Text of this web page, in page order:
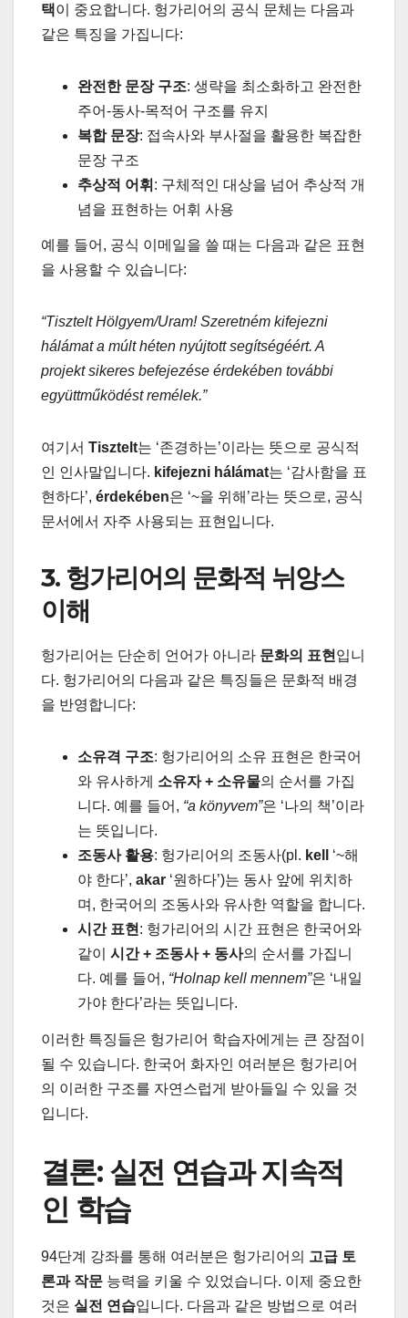
택이 중요합니다. 헝가리어의 공식 문체는 다음과
같은 특징을 가집니다:
완전한 문장 구조: 생략을 최소화하고 완전한
주어-동사-목적어 구조를 유지
복합 문장: 접속사와 부사절을 활용한 복잡한
문장 구조
추상적 어휘 : 구체적인 대상을 넘어 추상적 개
념을 표현하는 어휘 사용
예를 들어, 공식 이메일을 쓸 때는 다음과 같은 표현
을 사용할 수 있습니다:
“Tisztelt Hölgyem/Uram! Szeretném kifejezni
hálámat a múlt héten nyújtott segítségéért. A
projekt sikeres befejezése érdekében további
együttműködést remélek.”
여기서 Tisztelt는 ‘존경하는’이라는 뜻으로 공식적
인 인사말입니다. kifejezni hálámat는 ‘감사함을 표
현하다’, érdekében은 ‘~을 위해’라는 뜻으로, 공식
문서에서 자주 사용되는 표현입니다.
3. 헝가리어의 문화적 뉘앙스
이해
헝가리어는 단순히 언어가 아니라 문화의 표현 입니
다. 헝가리어의 다음과 같은 특징들은 문화적 배경
을 반영합니다:
소유격 구조: 헝가리어의 소유 표현은 한국어
와 유사하게 소유자 + 소유물의 순서를 가집
니다. 예를 들어, “a könyvem”은 ‘나의 책’이라
는 뜻입니다.
조동사 활용: 헝가리어의 조동사(pl. kell
‘~해
야 한다’, akar ‘원하다’)는 동사 앞에 위치하
며, 한국어의 조동사와 유사한 역할을 합니다.
시간 표현 : 헝가리어의 시간 표현은 한국어와
같이 시간 + 조동사 + 동사의 순서를 가집니
다. 예를 들어, “Holnap kell mennem”은 ‘내일
가야 한다’라는 뜻입니다.
이러한 특징들은 헝가리어 학습자에게는 큰 장점이
될 수 있습니다. 한국어 화자인 여러분은 헝가리어
의 이러한 구조를 자연스럽게 받아들일 수 있을 것
입니다.
결론: 실전 연습과 지속적
인 학습
94단계 강좌를 통해 여러분은 헝가리어의 고급 토
론과 작문 능력을 키울 수 있었습니다. 이제 중요한
것은 실전 연습입니다. 다음과 같은 방법으로 여러